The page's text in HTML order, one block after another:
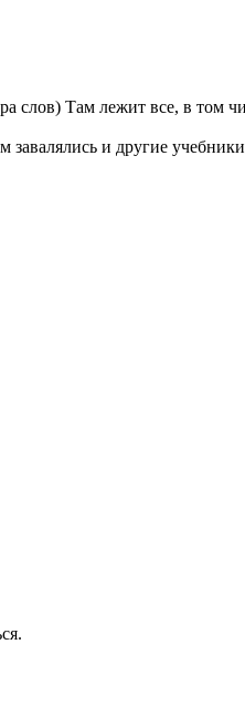
Там лежит все, в том
завалялись и другие